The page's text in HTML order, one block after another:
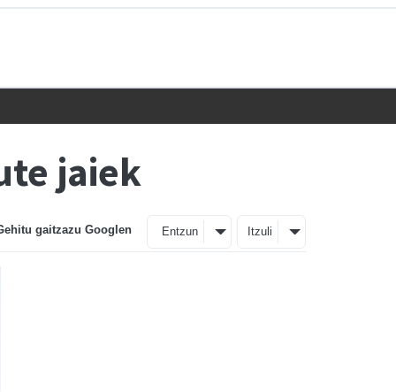
jaiek
gaitzazu Googlen Entzun Itzuli